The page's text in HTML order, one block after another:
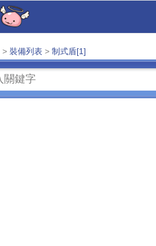
> 裝備列表 > 制式盾[1]